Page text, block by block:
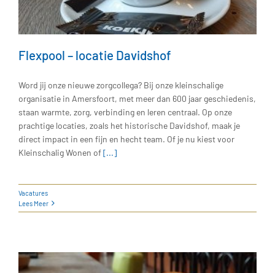
Flexpool – locatie Davidshof
Word jij onze nieuwe zorgcollega? Bij onze kleinschalige
organisatie in Amersfoort, met meer dan 600 jaar geschiedenis,
staan warmte, zorg, verbinding en leren centraal. Op onze
prachtige locaties, zoals het historische Davidshof, maak je
direct impact in een fijn en hecht team. Of je nu kiest voor
Kleinschalig Wonen of[...]
Vacatures
Lees Meer